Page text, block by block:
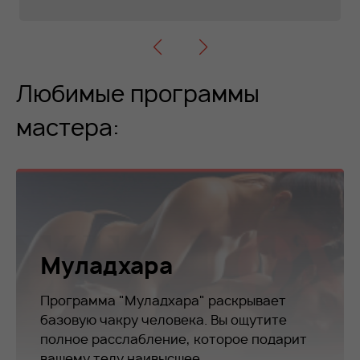
Любимые программы
мастера:
Муладхара
Программа "Муладхара" раскрывает
базовую чакру человека. Вы ощутите
полное расслабление, которое подарит